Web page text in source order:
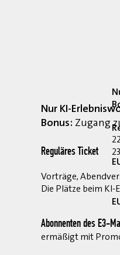
Nur KI-
Bonus: Zugang
Reguläres Ticket
Vorträge,
Die Plätze beim
Abonnenten des E3-
ermäßigt mit